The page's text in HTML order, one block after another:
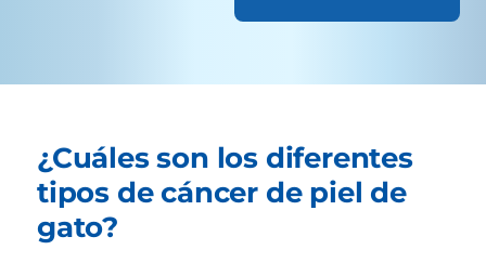
¿Cuáles son los diferentes
tipos de cáncer de piel de
gato?